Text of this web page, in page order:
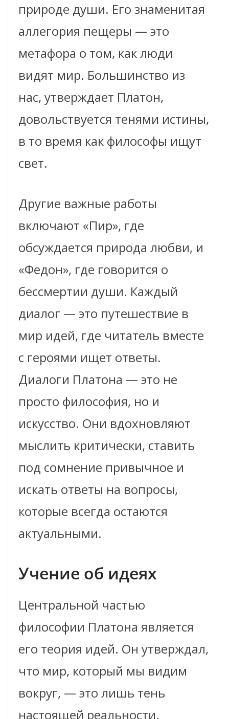
природе души. Его знаменитая
аллегория пещеры — это
метафора о том, как люди
видят мир. Большинство из
нас, утверждает Платон,
довольствуется тенями истины,
в то время как философы ищут
свет.
Другие важные работы
включают «Пир», где
обсуждается природа любви, и
«Федон», где говорится о
бессмертии души. Каждый
диалог — это путешествие в
мир идей, где читатель вместе
с героями ищет ответы.
Диалоги Платона — это не
просто философия, но и
искусство. Они вдохновляют
мыслить критически, ставить
под сомнение привычное и
искать ответы на вопросы,
которые всегда остаются
актуальными.
Учение об идеях
Центральной частью
философии Платона является
его теория идей. Он утверждал,
что мир, который мы видим
вокруг, — это лишь тень
настоящей реальности.